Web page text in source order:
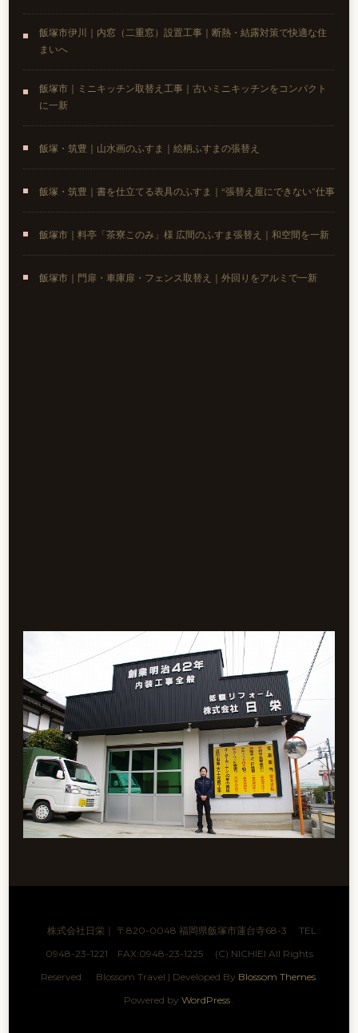
飯塚市伊川｜内窓（二重窓）設置工事｜断熱・結露対策で快適な住
まいへ
飯塚市｜ミニキッチン取替え工事｜古いミニキッチンをコンパクト
に一新
飯塚・筑豊｜山水画のふすま｜絵柄ふすまの張替え
飯塚・筑豊｜書を仕立てる表具のふすま｜“張替え屋にできない”仕事
飯塚市｜料亭「茶寮このみ」様 広間のふすま張替え｜和空間を一新
飯塚市｜門扉・車庫扉・フェンス取替え｜外回りをアルミで一新
株式会社日栄｜ 〒820-0048 福岡県飯塚市蓮台寺68-3 TEL :
0948-23-1221 FAX:0948-23-1225 (C) NICHIEI All Rights
Reserved.
Blossom Travel | Developed By Blossom Themes.
Powered by WordPress.